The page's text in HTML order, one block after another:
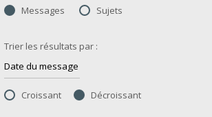
Messages
Sujets
Trier les résultats par :
Croissant Décroissant